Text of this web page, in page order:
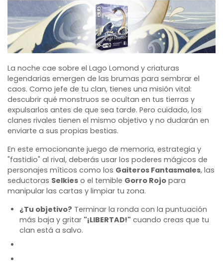
La noche cae sobre el Lago Lomond y criaturas
legendarias emergen de las brumas para sembrar el
caos. Como jefe de tu clan, tienes una misión vital:
descubrir qué monstruos se ocultan en tus tierras y
expulsarlos antes de que sea tarde. Pero cuidado, los
clanes rivales tienen el mismo objetivo y no dudarán en
enviarte a sus propias bestias.
En este emocionante juego de memoria, estrategia y
"fastidio" al rival, deberás usar los poderes mágicos de
personajes míticos como los Gaiteros Fantasmales, las
seductoras Selkies o el temible Gorro Rojo para
manipular las cartas y limpiar tu zona.
¿Tu objetivo? Terminar la ronda con la puntuación
más baja y gritar "¡LIBERTAD!" cuando creas que tu
clan está a salvo.